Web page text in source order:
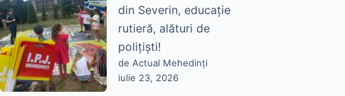
din Severin, educație
rutieră, alături de
polițiști!
de Actual Mehedinți
iulie 23, 2026